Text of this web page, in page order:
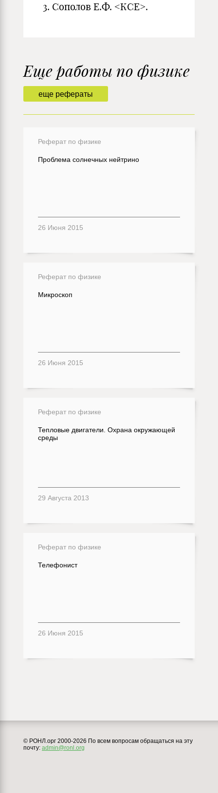
3. Сополов Е.Ф. <КСЕ>.
еще рефераты
Еще работы по физике
Реферат по физике
Проблема солнечных нейтрино
26 Июня 2015
Реферат по физике
Микроскоп
26 Июня 2015
Реферат по физике
Тепловые двигатели. Охрана окружающей
среды
29 Августа 2013
Реферат по физике
Телефонист
26 Июня 2015
© РОНЛ.орг 2000-2026 По всем вопросам обращаться на эту
почту: admin@ronl.org